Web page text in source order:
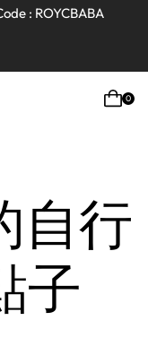
: ROYCBABA
: ROYCBABA
0
自行
子